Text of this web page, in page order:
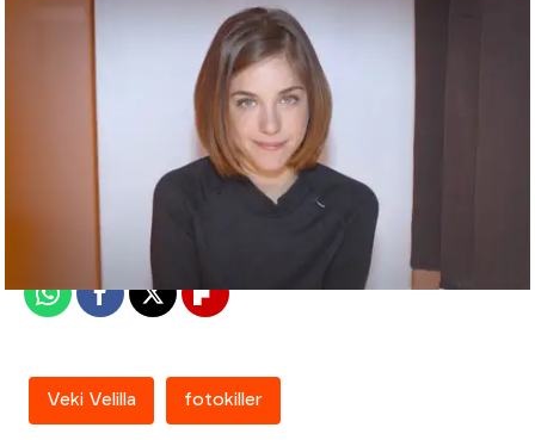
Madrid
Publicado: 03 de agosto de 2018, 10:56
WhatsappFacebook
X Flipboard
Veki Velilla fotokiller